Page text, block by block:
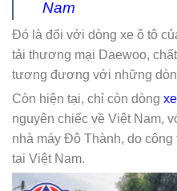
Nam
Đó là đối với dòng xe ô tô
tải thương mại Daewoo,
tương đương với những
Còn hiện tại, chỉ còn dòng
nguyên chiếc về Việt Nam,
nhà máy Đô Thành, do
tại Việt Nam.